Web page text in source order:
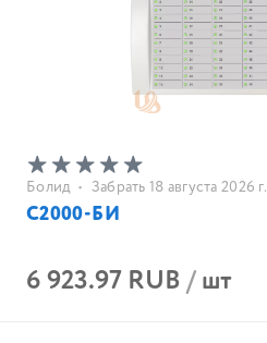
Болид • Забрать 18 августа 2026 г.
С2000-БИ
6 923.97 RUB/шт